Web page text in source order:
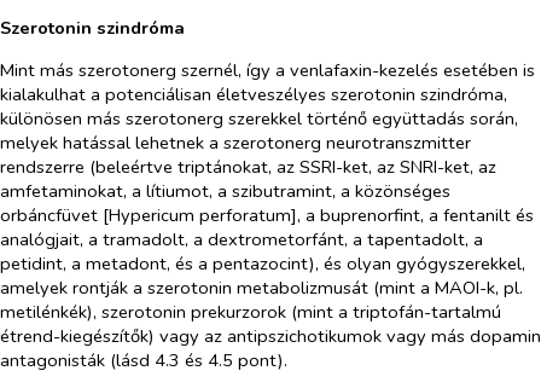
Szerotonin szindróma
Mint más szerotonerg szernél, így a venlafaxin-kezelés esetében is
kialakulhat a potenciálisan életveszélyes szerotonin szindróma,
különösen más szerotonerg szerekkel történő együttadás során,
melyek hatással lehetnek a szerotonerg neurotranszmitter
rendszerre (beleértve triptánokat, az SSRI-ket, az SNRI-ket, az
amfetaminokat, a lítiumot, a szibutramint, a közönséges
orbáncfüvet [Hypericum perforatum], a buprenorfint, a fentanilt és
analógjait, a tramadolt, a dextrometorfánt, a tapentadolt, a
petidint, a metadont, és a pentazocint), és olyan gyógyszerekkel,
amelyek rontják a szerotonin metabolizmusát (mint a MAOI-k, pl.
metilénkék), szerotonin prekurzorok (mint a triptofán-tartalmú
étrend-kiegészítők) vagy az antipszichotikumok vagy más dopamin
antagonisták (lásd 4.3 és 4.5 pont).